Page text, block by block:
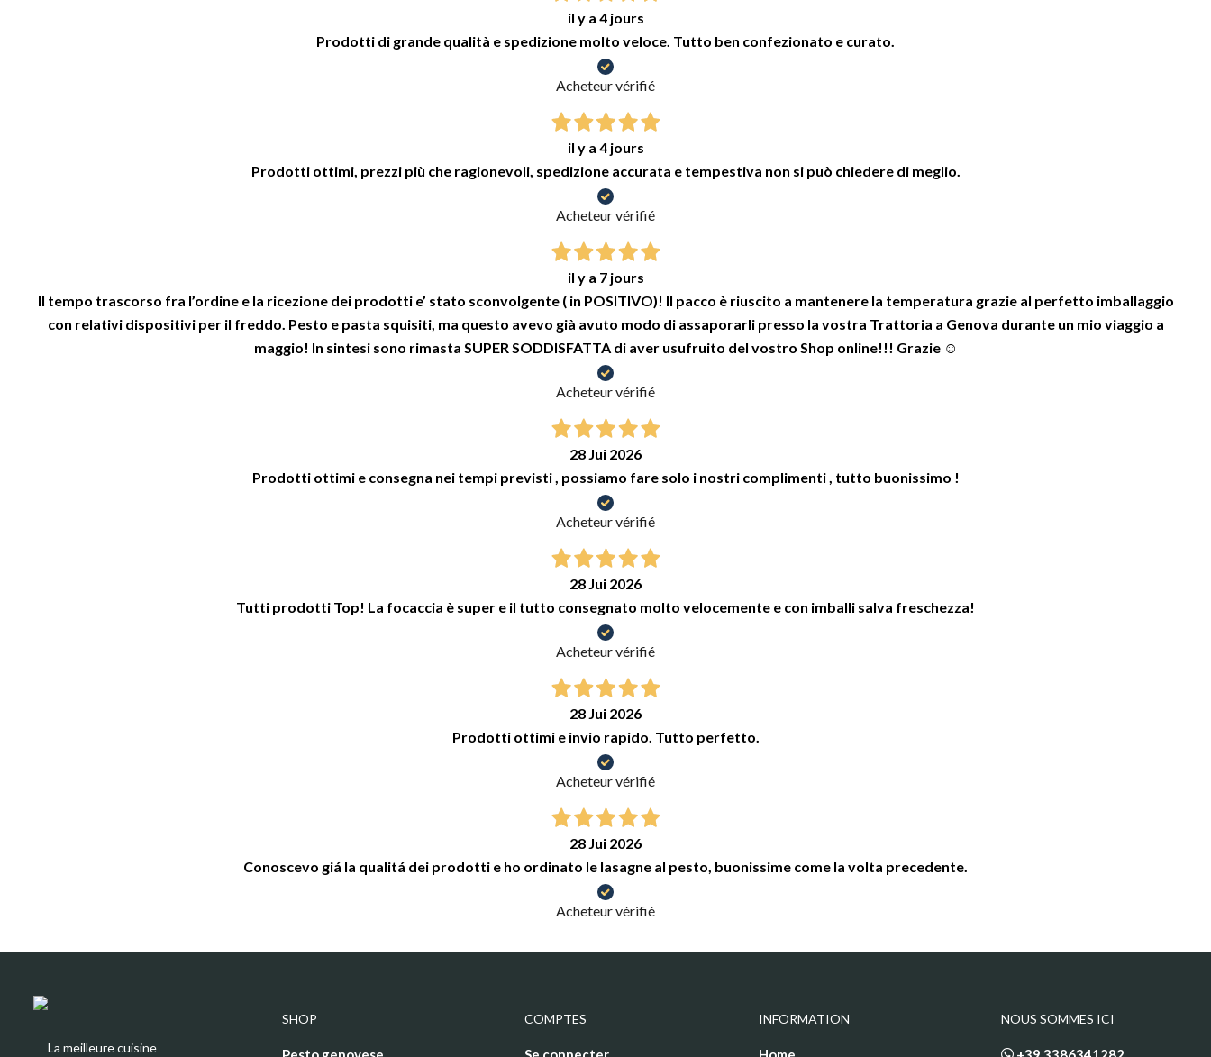
il y a 4 jours
Prodotti di grande qualità e spedizione molto veloce. Tutto ben confezionato e curato.
Acheteur vérifié
il y a 4 jours
Prodotti ottimi, prezzi più che ragionevoli, spedizione accurata e tempestiva non si può chiedere di meglio.
Acheteur vérifié
il y a 7 jours
Il tempo trascorso fra l’ordine e la ricezione dei prodotti e’ stato sconvolgente ( in POSITIVO)! Il pacco è riuscito a mantenere la temperatura grazie al perfetto imballaggio
con relativi dispositivi per il freddo. Pesto e pasta squisiti, ma questo avevo già avuto modo di assaporarli presso la vostra Trattoria a Genova durante un mio viaggio a
maggio! In sintesi sono rimasta SUPER SODDISFATTA di aver usufruito del vostro Shop online!!! Grazie ☺️
Acheteur vérifié
28 Jui 2026
Prodotti ottimi e consegna nei tempi previsti , possiamo fare solo i nostri complimenti , tutto buonissimo !
Acheteur vérifié
28 Jui 2026
Tutti prodotti Top! La focaccia è super e il tutto consegnato molto velocemente e con imballi salva freschezza!
Acheteur vérifié
28 Jui 2026
Prodotti ottimi e invio rapido. Tutto perfetto.
Acheteur vérifié
28 Jui 2026
Conoscevo giá la qualitá dei prodotti e ho ordinato le lasagne al pesto, buonissime come la volta precedente.
Acheteur vérifié
La meilleure cuisine
SHOP COMPTES INFORMATION NOUS SOMMES ICI